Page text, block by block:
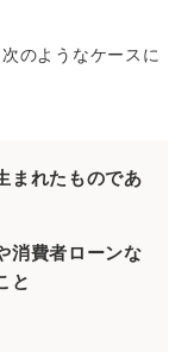
のようなケースに
まれたものであ
消費者ローンな
と